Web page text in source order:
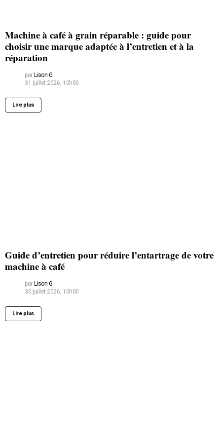
Machine à café à grain réparable : guide pour
choisir une marque adaptée à l’entretien et à la
réparation
par Lison G
31 juillet 2026, 10h00
Lire plus
Guide d’entretien pour réduire l’entartrage de votre
machine à café
par Lison G
30 juillet 2026, 10h00
Lire plus